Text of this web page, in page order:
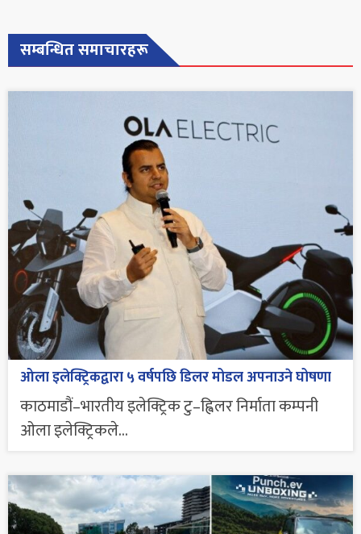
सम्बन्धित समाचारहरू
ओला इलेक्ट्रिकद्वारा ५ वर्षपछि डिलर मोडल अपनाउने घोषणा
काठमाडौं–भारतीय इलेक्ट्रिक टु–ह्विलर निर्माता कम्पनी
ओला इलेक्ट्रिकले...